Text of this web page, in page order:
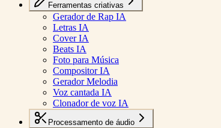
Ferramentas criativas
Gerador de Rap IA
Letras IA
Cover IA
Beats IA
Foto para Música
Compositor IA
Gerador Melodia
Voz cantada IA
Clonador de voz IA
Processamento de áudio